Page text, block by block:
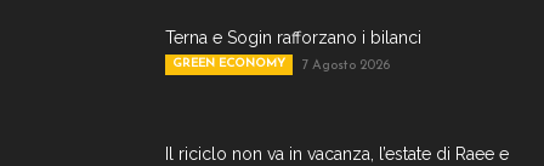
Terna e Sogin rafforzano i bilanci
GREEN ECONOMY 7 Agosto 2026
Il riciclo non va in vacanza, l’estate di Raee e